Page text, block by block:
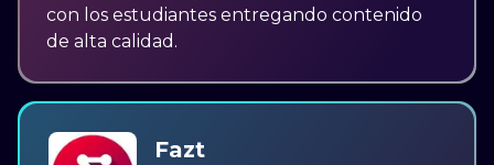
con los estudiantes entregando contenido
de alta calidad.
Fazt